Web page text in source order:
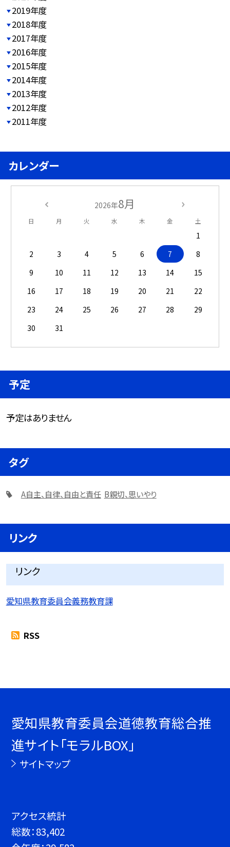
2019年度
2018年度
2017年度
2016年度
2015年度
2014年度
2013年度
2012年度
2011年度
カレンダー
2026年8月
日 月 火 水 木 金 土
1
2
3 4 5 6 7
8
9
10 11 12 13 14
15
16
17 18 19 20 21
22
23
24 25 26 27 28
29
30
31
予定
予定はありません
タグ
A自主、自律、自由と責任 B親切、思いやり
リンク
リンク
愛知県教育委員会義務教育課
RSS
愛知県教育委員会道徳教育総合推
進サイト「モラルBOX」
サイトマップ
アクセス統計
総数：83,402